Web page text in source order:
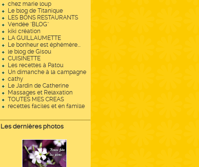
chez marie loup
Le blog de Titanique
LES BONS RESTAURANTS
Vendée "BLOG"
kiki création
LA GUILLAUMETTE
Le bonheur est éphémère...
le blog de Gisou
CUISINETTE
Les recettes à Patou
Un dimanche à la campagne
cathy
Le Jardin de Catherine
Massages et Relaxation
TOUTES MES CREAS
recettes faciles et en famille
Les dernières photos